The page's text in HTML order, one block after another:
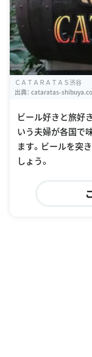
ＣＡＴＡＲＡＴＡＳ渋谷
出典： cataratas-
ビール好きと旅好
いう夫婦が各国で
ます。ビールを突
しょう。